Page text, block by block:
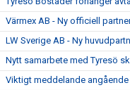
Värmex AB - Ny officiell
LW Sverige AB - Ny
Nytt samarbete med Tyresö
Viktigt meddelande